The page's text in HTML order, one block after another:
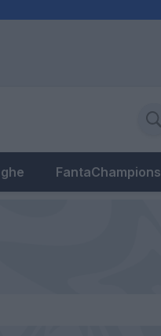
FantaChampions